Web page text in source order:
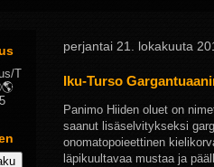
perjantai 21. lokakuuta
Iku-Turso
Panimo Hiiden oluet on
saanut lisäselvitykseksi
onomatopoieettinen
läpikuultavaa mustaa ja
T